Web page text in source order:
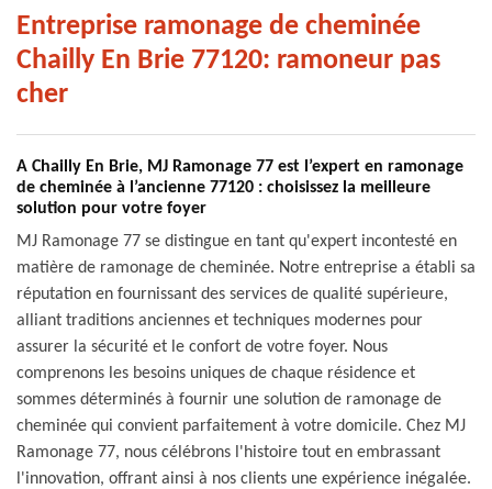
Entreprise ramonage de cheminée
Chailly En Brie 77120: ramoneur pas
cher
A Chailly En Brie, MJ Ramonage 77 est l’expert en ramonage
de cheminée à l’ancienne 77120 : choisissez la meilleure
solution pour votre foyer
MJ Ramonage 77 se distingue en tant qu'expert incontesté en
matière de ramonage de cheminée. Notre entreprise a établi sa
réputation en fournissant des services de qualité supérieure,
alliant traditions anciennes et techniques modernes pour
assurer la sécurité et le confort de votre foyer. Nous
comprenons les besoins uniques de chaque résidence et
sommes déterminés à fournir une solution de ramonage de
cheminée qui convient parfaitement à votre domicile. Chez MJ
Ramonage 77, nous célébrons l'histoire tout en embrassant
l'innovation, offrant ainsi à nos clients une expérience inégalée.